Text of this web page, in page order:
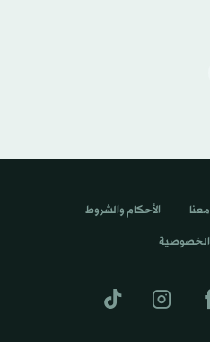
الأحكام والشروط